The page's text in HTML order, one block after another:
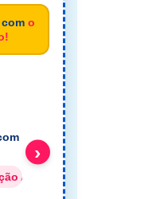
o
Alfabeto em Textos
›